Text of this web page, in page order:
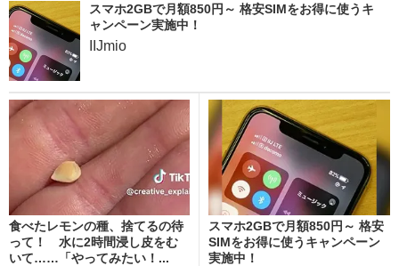
スマホ2GBで月額850円～ 格安SIMをお得に使うキ
ャンペーン実施中！
IIJmio
食べたレモンの種、捨てるの待
って！ 水に2時間浸し皮をむ
いて……「やってみたい！...
スマホ2GBで月額850円～ 格安
SIMをお得に使うキャンペーン
実施中！